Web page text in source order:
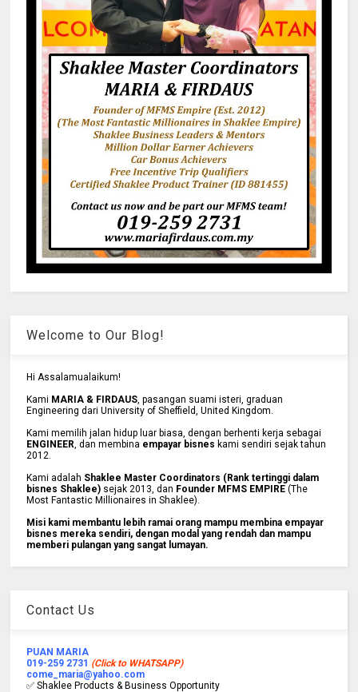
Welcome to Our Blog!
Hi Assalamualaikum!
Kami MARIA & FIRDAUS , pasangan suami isteri, graduan
Engineering dari University of Sheffield, United Kingdom.
Kami memilih jalan hidup luar biasa, dengan berhenti kerja sebagai
ENGINEER , dan membina empayar bisnes kami sendiri sejak tahun
2012.
Kami adalah Shaklee Master Coordinators (Rank tertinggi dalam
bisnes Shaklee) sejak 2013, dan Founder MFMS EMPIRE (The
Most Fantastic Millionaires in Shaklee).
Misi kami membantu lebih ramai orang mampu membina empayar
bisnes mereka sendiri, dengan modal yang rendah dan mampu
memberi pulangan yang sangat lumayan.
Contact Us
PUAN MARIA
019-259 2731 (Click to WHATSAPP)
come_maria@yahoo.com
✅ Shaklee Products & Business Opportunity